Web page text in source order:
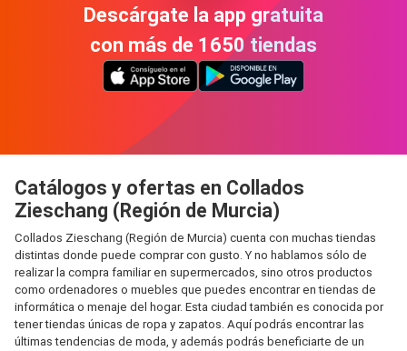
Descárgate la app gratuita
con más de 1650 tiendas
Catálogos y ofertas en Collados
Zieschang (Región de Murcia)
Collados Zieschang (Región de Murcia) cuenta con muchas tiendas
distintas donde puede comprar con gusto. Y no hablamos sólo de
realizar la compra familiar en supermercados, sino otros productos
como ordenadores o muebles que puedes encontrar en tiendas de
informática o menaje del hogar. Esta ciudad también es conocida por
tener tiendas únicas de ropa y zapatos. Aquí podrás encontrar las
últimas tendencias de moda, y además podrás beneficiarte de un